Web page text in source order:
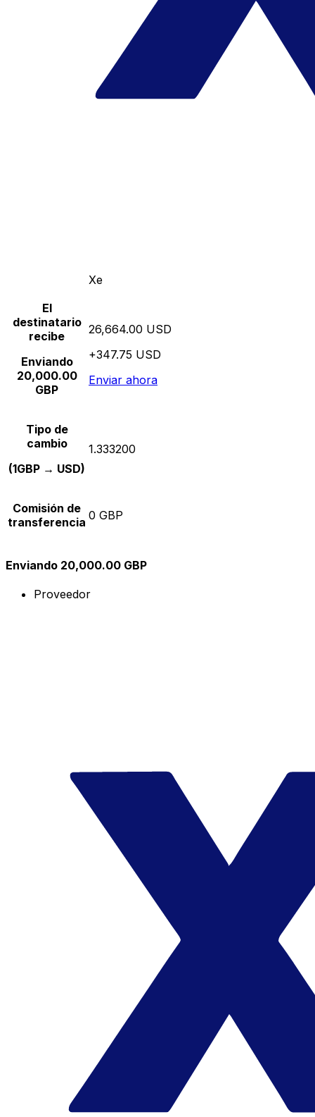
Xe
El
destinatario
recibe
Enviando
20,000.00
GBP
26,664.00 USD
+347.75 USD
Enviar ahora
Tipo de
cambio
(1GBP → USD)
1.333200
Comisión de
transferencia 0 GBP
Enviando 20,000.00 GBP
Proveedor